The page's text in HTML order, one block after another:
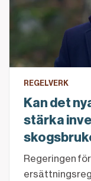
REGELVERK
Kan det
stärka
Regeringen